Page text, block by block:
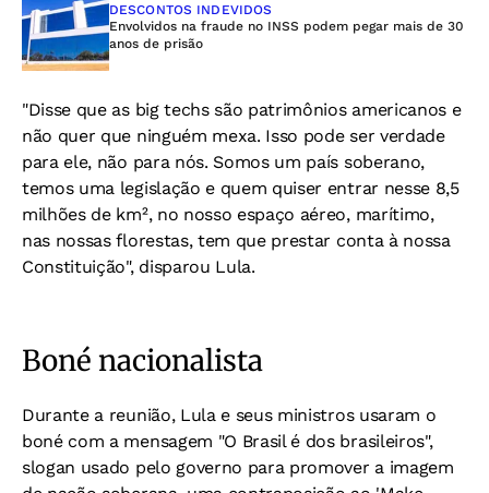
DESCONTOS INDEVIDOS
Envolvidos na fraude no INSS podem pegar mais de 30
anos de prisão
"Disse que as big techs são patrimônios americanos e
não quer que ninguém mexa. Isso pode ser verdade
para ele, não para nós. Somos um país soberano,
temos uma legislação e quem quiser entrar nesse 8,5
milhões de km², no nosso espaço aéreo, marítimo,
nas nossas florestas, tem que prestar conta à nossa
Constituição", disparou Lula.
Boné nacionalista
Durante a reunião, Lula e seus ministros usaram o
boné com a mensagem "O Brasil é dos brasileiros",
slogan usado pelo governo para promover a imagem